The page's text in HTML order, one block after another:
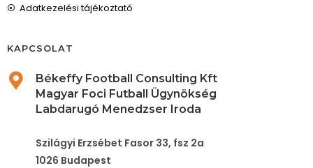
Adatkezelési tájékoztató
KAPCSOLAT
Békeffy Football Consulting Kft
Magyar Foci Futball Ügynökség
Labdarugó Menedzser Iroda
Szilágyi Erzsébet Fasor 33, fsz 2a
1026 Budapest